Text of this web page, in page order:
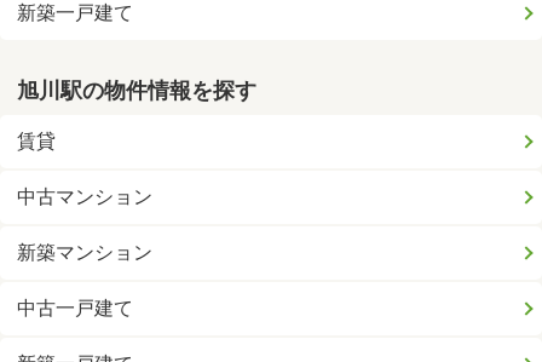
新築一戸建て
旭川駅の物件情報を探す
賃貸
中古マンション
新築マンション
中古一戸建て